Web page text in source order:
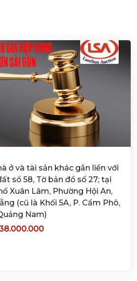
ở và tài sản khác gắn liền với
số 58, Tờ bản đồ số 27; tại
Xuân Lâm, Phường Hội An,
(cũ là Khối 5A, P. Cẩm Phô,
Nam)